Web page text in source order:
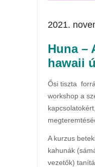
2021.
Huna –
hawaii
Ősi tiszta
workshop a
A kurzus
kahunák
vezetők)